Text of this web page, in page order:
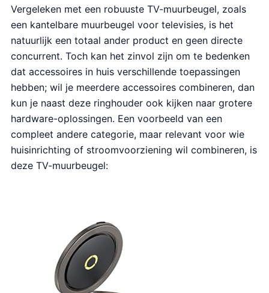
Vergeleken met een robuuste TV-muurbeugel, zoals
een kantelbare muurbeugel voor televisies, is het
natuurlijk een totaal ander product en geen directe
concurrent. Toch kan het zinvol zijn om te bedenken
dat accessoires in huis verschillende toepassingen
hebben; wil je meerdere accessoires combineren, dan
kun je naast deze ringhouder ook kijken naar grotere
hardware-oplossingen. Een voorbeeld van een
compleet andere categorie, maar relevant voor wie
huisinrichting of stroomvoorziening wil combineren, is
deze TV-muurbeugel: